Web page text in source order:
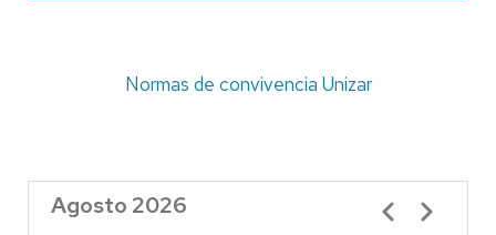
Normas de convivencia Unizar
Agosto 2026 Paginación